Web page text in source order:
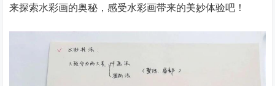
来探索水彩画的奥秘，感受水彩画带来的美妙体验吧！